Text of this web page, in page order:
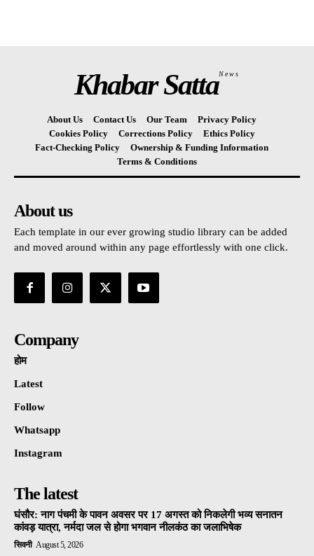
Khabar SattaNews
About Us Contact Us Our Team
Privacy Policy
Cookies Policy
Corrections Policy
Ethics Policy
Fact-Checking Policy
Ownership & Funding Information
Terms & Conditions
About us
Each template in our ever growing studio library can be added
and moved around within any page effortlessly with one click.
Company
होम
Latest
Follow
Whatsapp
Instagram
The latest
घंसौर: नाग पंचमी के पावन अवसर पर 17 अगस्त को निकलेगी भव्य सनातन
कांवड़ यात्रा, नर्मदा जल से होगा भगवान नीलकंठ का जलाभिषेक
सिवनी August 5, 2026